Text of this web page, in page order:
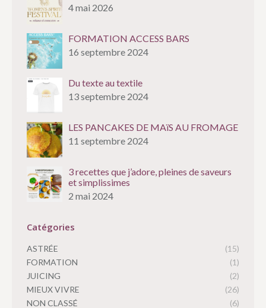
4 mai 2026
FORMATION ACCESS BARS
16 septembre 2024
Du texte au textile
13 septembre 2024
LES PANCAKES DE MAïS AU FROMAGE
11 septembre 2024
3 recettes que j’adore, pleines de saveurs
et simplissimes
2 mai 2024
Catégories
ASTRÉE
(15)
FORMATION
(1)
JUICING
(2)
MIEUX VIVRE
(26)
NON CLASSÉ
(6)